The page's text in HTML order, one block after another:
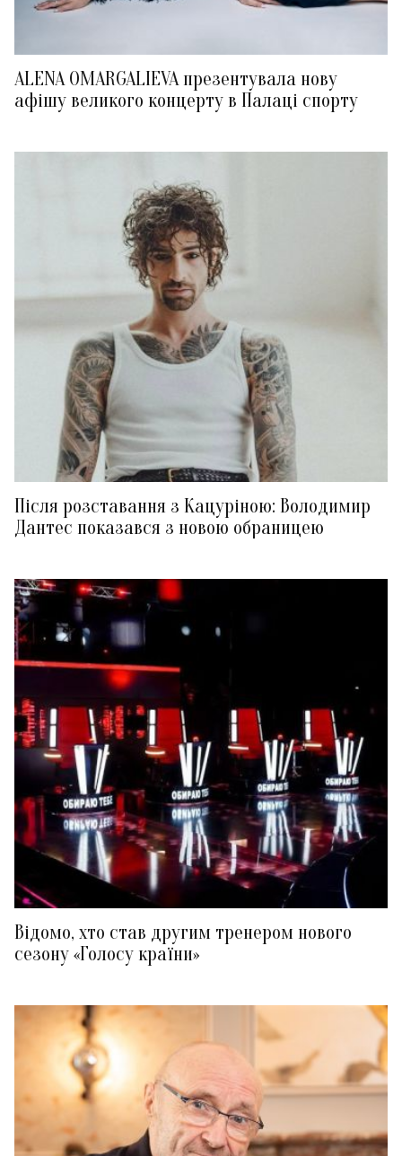
ALENA OMARGALIEVA презентувала нову
афішу великого концерту в Палаці спорту
Після розставання з Кацуріною: Володимир
Дантес показався з новою обраницею
Відомо, хто став другим тренером нового
сезону «Голосу країни»